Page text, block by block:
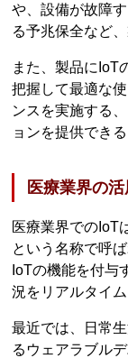
や、設備が故障
る予兆保全など
また、製品にIoT
把握して最適な
ンスを実施する
ョンを提供でき
医療業界の活
医療業界でのIoT
という名称で呼
IoTの機能を付与
況をリアルタイ
最近では、日常
るウェアラブル